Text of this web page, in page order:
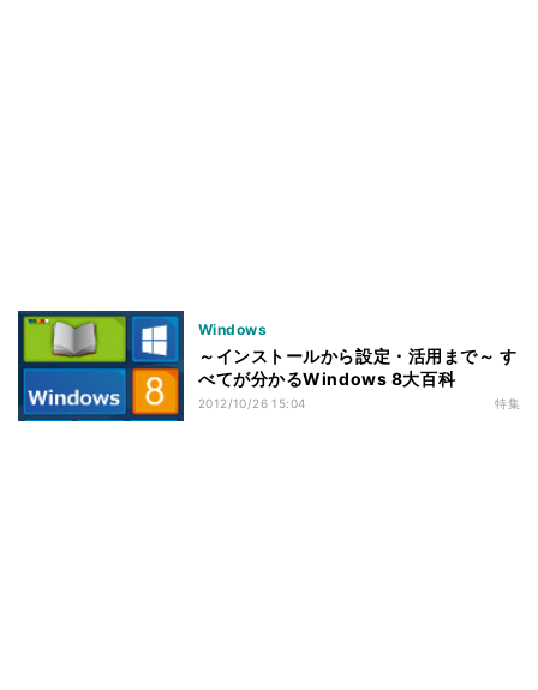
Windows
～インストールから設定・活用まで～ す
べてが分かるWindows 8大百科
2012/10/26 15:04 特集